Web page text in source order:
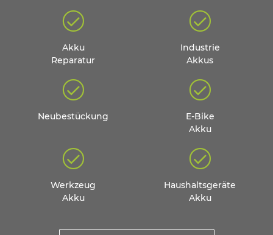
Akku
Reparatur
Industrie
Akkus
Neubestückung
E-Bike
Akku
Werkzeug
Akku
Haushaltsgeräte
Akku